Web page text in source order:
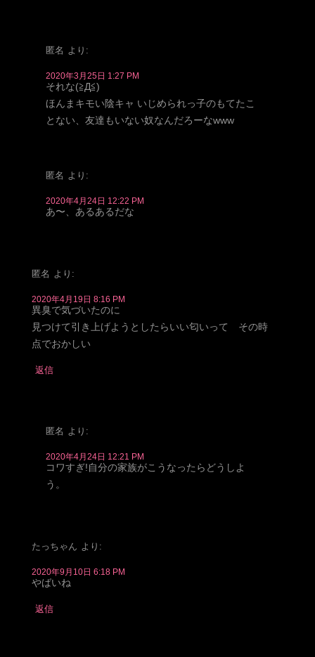
匿名 より:
2020年3月25日 1:27 PM
それな(≧Д≦)
ほんまキモい陰キャ いじめられっ子のもてたこ
とない、友達もいない奴なんだろーなwww
匿名 より:
2020年4月24日 12:22 PM
あ〜、あるあるだな
匿名 より:
2020年4月19日 8:16 PM
異臭で気づいたのに
見つけて引き上げようとしたらいい匂いって その時
点でおかしい
返信
匿名 より:
2020年4月24日 12:21 PM
コワすぎ!自分の家族がこうなったらどうしよ
う。
たっちゃん より:
2020年9月10日 6:18 PM
やばいね
返信